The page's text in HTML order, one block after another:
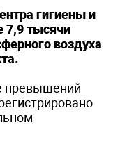
гигиены и
7,9 тысячи
воздуха
превышений